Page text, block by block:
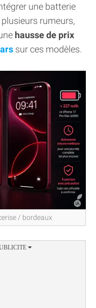
une batterie
rumeurs,
hausse de prix
sur ces modèles.
/ bordeaux